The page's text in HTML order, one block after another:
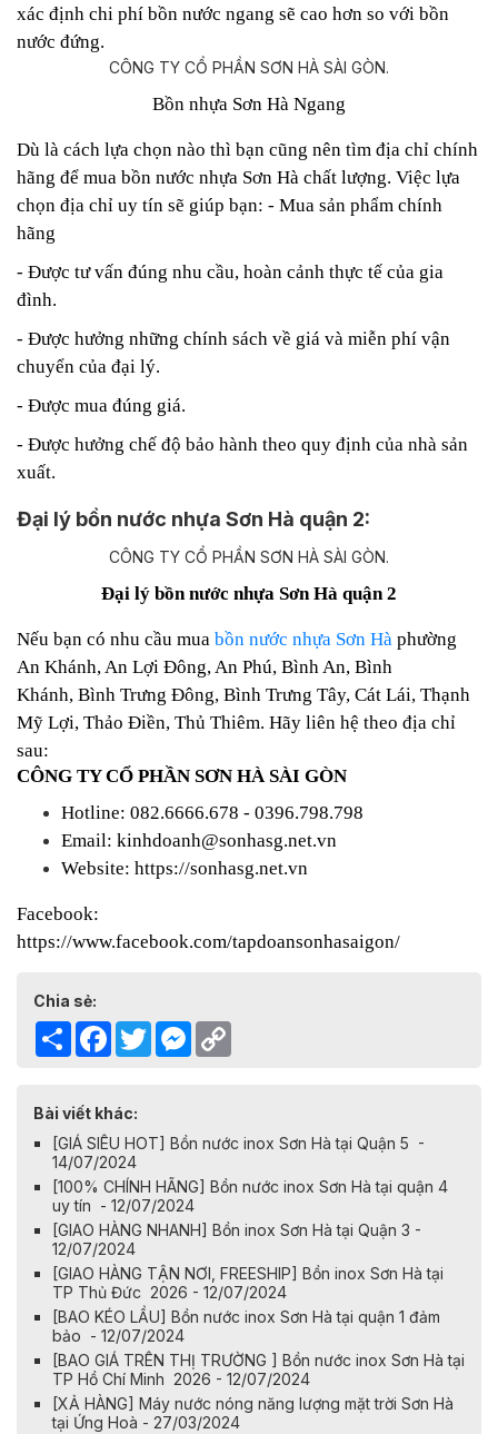
xác định chi phí bồn nước ngang sẽ cao hơn so với bồn
nước đứng.
Bồn nhựa Sơn Hà Ngang
Dù là cách lựa chọn nào thì bạn cũng nên tìm địa chỉ chính
hãng để mua bồn nước nhựa Sơn Hà chất lượng. Việc lựa
chọn địa chỉ uy tín sẽ giúp bạn: - Mua sản phẩm chính
hãng
- Được tư vấn đúng nhu cầu, hoàn cảnh thực tế của gia
đình.
- Được hưởng những chính sách về giá và miễn phí vận
chuyển của đại lý.
- Được mua đúng giá.
- Được hưởng chế độ bảo hành theo quy định của nhà sản
xuất.
Đại lý bồn nước nhựa Sơn Hà quận 2:
Đại lý bồn nước nhựa Sơn Hà quận 2
Nếu bạn có nhu cầu mua bồn nước nhựa Sơn Hà phường
An Khánh,An Lợi Đông,An Phú, Bình An, Bình
Khánh, Bình Trưng Đông, Bình Trưng Tây, Cát Lái, Thạnh
Mỹ Lợi, Thảo Điền, Thủ Thiêm. Hãy liên hệ theo địa chỉ
sau:
CÔNG TY CỔ PHẦN SƠN HÀ SÀI GÒN
Hotline: 082.6666.678 - 0396.798.798
Email: kinhdoanh@sonhasg.net.vn
Website: https://sonhasg.net.vn
Facebook:
https://www.facebook.com/tapdoansonhasaigon/
Chia sẻ:
Share Facebook
TwitterMessenger
Bài viết khác:
[GIÁ SIÊU HOT] Bồn nước inox Sơn Hà tại Quận 5 -
14/07/2024
[100% CHÍNH HÃNG] Bồn nước inox Sơn Hà tại quận 4
uy tín - 12/07/2024
[GIAO HÀNG NHANH] Bồn inox Sơn Hà tại Quận 3 -
12/07/2024
[GIAO HÀNG TẬN NƠI, FREESHIP] Bồn inox Sơn Hà tại
TP Thủ Đức 2026 - 12/07/2024
[BAO KÉO LẦU] Bồn nước inox Sơn Hà tại quận 1 đảm
bảo - 12/07/2024
[BAO GIÁ TRÊN THỊ TRƯỜNG ] Bồn nước inox Sơn Hà tại
TP Hồ Chí Minh 2026 - 12/07/2024
[XẢ HÀNG] Máy nước nóng năng lượng mặt trời Sơn Hà
tại Ứng Hoà - 27/03/2024